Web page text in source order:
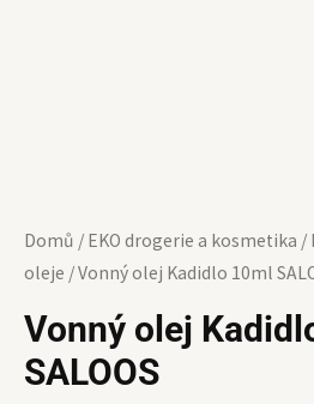
Domů / EKO drogerie a kosmetika /
oleje / Vonný olej Kadidlo 10ml
Vonný olej
SALOOS